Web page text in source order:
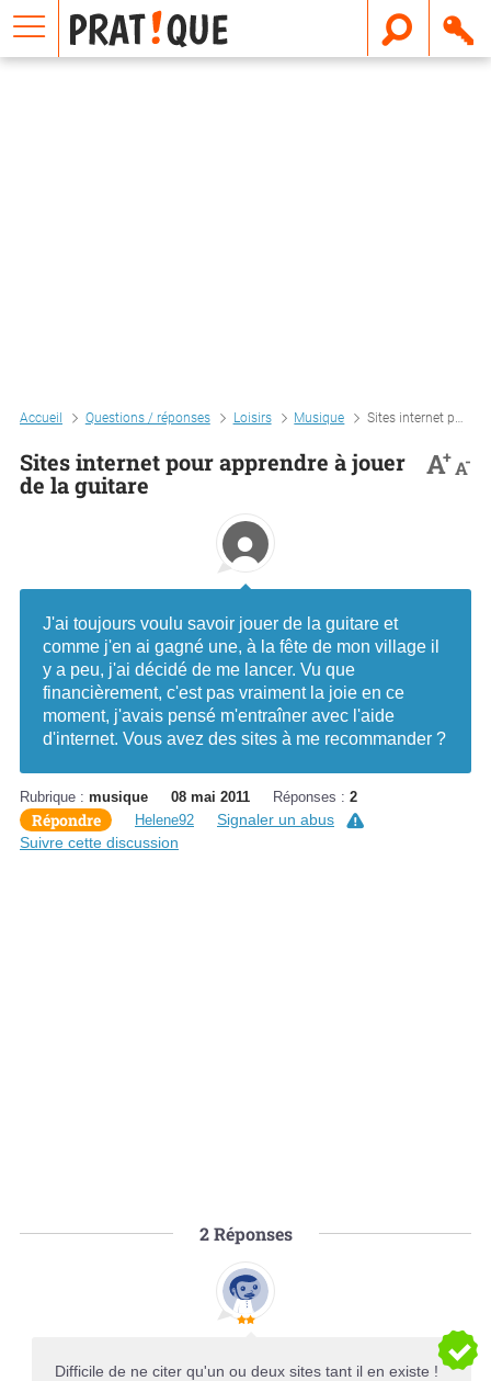
Accueil Questions / réponses Loisirs Musique Sites internet pour apprendre à jouer de la guitare
Sites internet pour apprendre à jouer
de la guitare
A+A-
J'ai toujours voulu savoir jouer de la guitare et
comme j'en ai gagné une, à la fête de mon village il
y a peu, j'ai décidé de me lancer. Vu que
financièrement, c'est pas vraiment la joie en ce
moment, j'avais pensé m'entraîner avec l'aide
d'internet. Vous avez des sites à me recommander ?
Rubrique : musique 08 mai 2011 Réponses : 2
Répondre Helene92
Signaler un abus
Suivre cette discussion
2Réponses
Difficile de ne citer qu'un ou deux sites tant il en existe !
E
m
a